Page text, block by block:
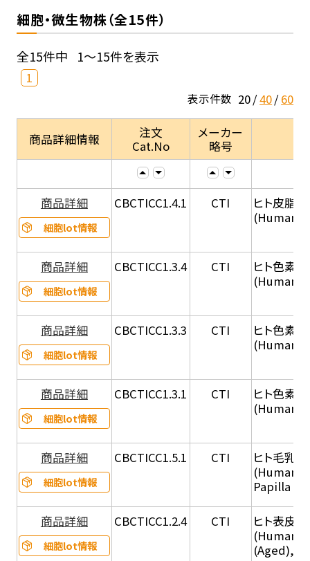
細胞・微生物株（全15件）
全15件中 1～15件を表示
1
表示件数 20 40 60
商品詳細情報
注文
Cat.No
メーカー
略号
商品詳細
細胞lot情報
CBCTICC1.4.1 CTI
ヒト皮脂
(Human
商品詳細
細胞lot情報
CBCTICC1.3.4 CTI
ヒト色素細
(Human
商品詳細
細胞lot情報
CBCTICC1.3.3 CTI
ヒト色素
(Human
商品詳細
細胞lot情報
CBCTICC1.3.1 CTI
ヒト色素
(Human
商品詳細
細胞lot情報
CBCTICC1.5.1 CTI
ヒト毛乳
(Human
Papilla
商品詳細
細胞lot情報
CBCTICC1.2.4 CTI
ヒト表皮
(Human
(Aged),